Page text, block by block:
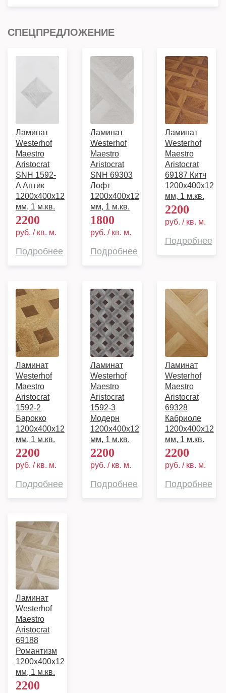
СПЕЦПРЕДЛОЖЕНИЕ
Ламинат
Westerhof
Maestro
Aristocrat
SNH 1592-
A Антик
1200х400х12
мм, 1 м.кв.
2200
руб. / кв. м.
Подробнее
Ламинат
Westerhof
Maestro
Aristocrat
SNH 69303
Лофт
1200х400х12
мм, 1 м.кв.
1800
руб. / кв. м.
Подробнее
Ламинат
Westerhof
Maestro
Aristocrat
69187 Китч
1200х400х12
мм, 1 м.кв.
2200
руб. / кв. м.
Подробнее
Ламинат
Westerhof
Maestro
Aristocrat
1592-2
Барокко
1200х400х12
мм, 1 м.кв.
2200
руб. / кв. м.
Подробнее
Ламинат
Westerhof
Maestro
Aristocrat
1592-3
Модерн
1200х400х12
мм, 1 м.кв.
2200
руб. / кв. м.
Подробнее
Ламинат
Westerhof
Maestro
Aristocrat
69328
Кабриоле
1200х400х12
мм, 1 м.кв.
2200
руб. / кв. м.
Подробнее
Ламинат
Westerhof
Maestro
Aristocrat
69188
Романтизм
1200х400х12
мм, 1 м.кв.
2200